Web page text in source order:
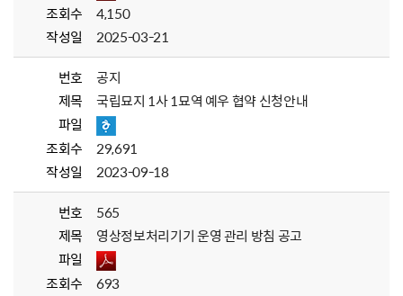
조회수
4,150
작성일
2025-03-21
번호
공지
제목
국립묘지 1사 1묘역 예우 협약 신청안내
파일
조회수
29,691
작성일
2023-09-18
번호
565
제목
영상정보처리기기 운영 관리 방침 공고
파일
조회수
693